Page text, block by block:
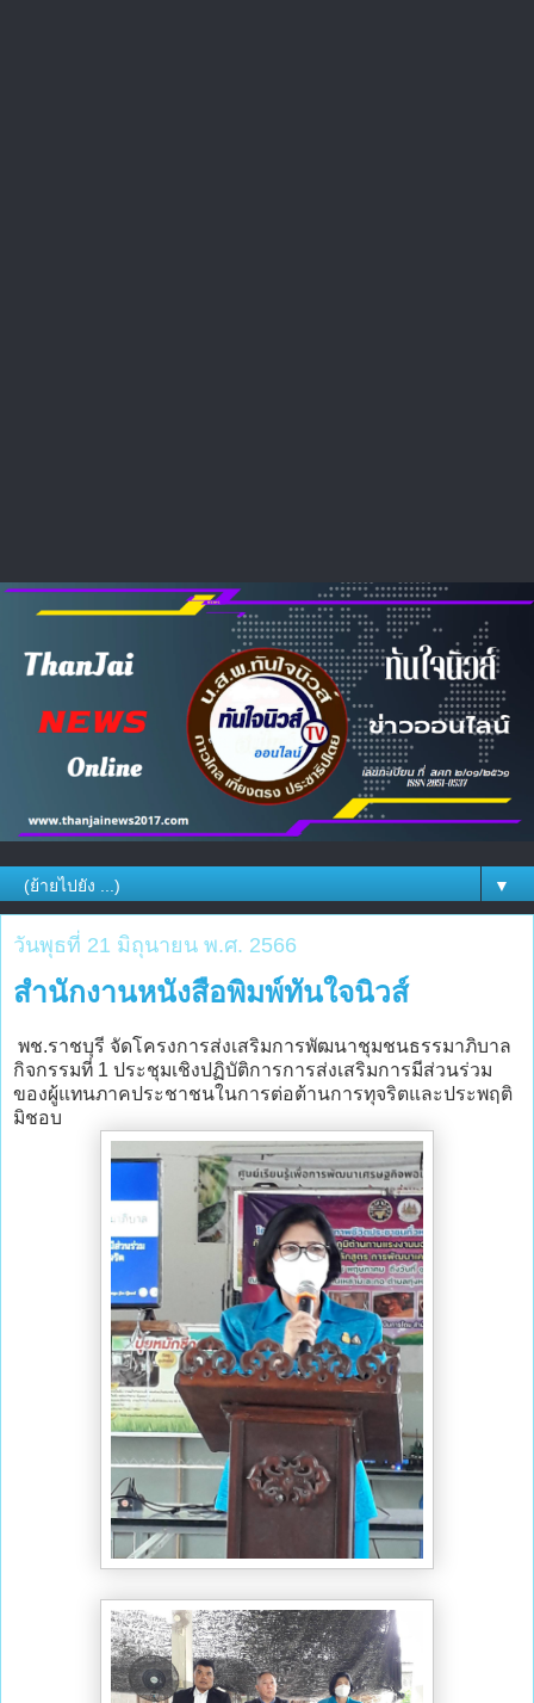
▼
วันพุธที่ 21 มิถุนายน พ.ศ. 2566
สำนักงานหนังสือพิมพ์ทันใจนิวส์
พช.ราชบุรี จัดโครงการส่งเสริมการพัฒนาชุมชนธรรมาภิบาล
กิจกรรมที่ 1 ประชุมเชิงปฏิบัติการการส่งเสริมการมีส่วนร่วม
ของผู้แทนภาคประชาชนในการต่อต้านการทุจริตและประพฤติ
มิชอบ